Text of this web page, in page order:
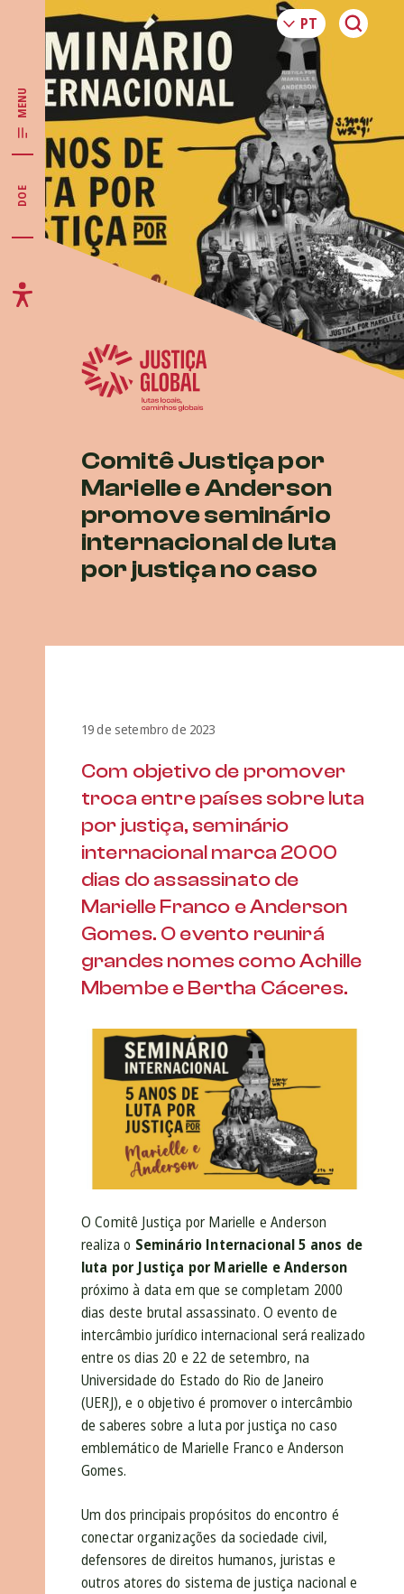
MENU
DOE
Comitê Justiça por
Marielle e Anderson
promove seminário
internacional de luta
por justiça no caso
19 de setembro de 2023
Com objetivo de promover
troca entre países sobre luta
por justiça, seminário
internacional marca 2000
dias do assassinato de
Marielle Franco e Anderson
Gomes. O evento reunirá
grandes nomes como Achille
Mbembe e Bertha Cáceres.
O Comitê Justiça por Marielle e Anderson
realiza o Seminário Internacional 5 anos de
luta por Justiça por Marielle e Anderson
próximo à data em que se completam 2000
dias deste brutal assassinato. O evento de
intercâmbio jurídico internacional será realizado
entre os dias 20 e 22 de setembro, na
Universidade do Estado do Rio de Janeiro
(UERJ), e o objetivo é promover o intercâmbio
de saberes sobre a luta por justiça no caso
emblemático de Marielle Franco e Anderson
Gomes.
Um dos principais propósitos do encontro é
conectar organizações da sociedade civil,
defensores de direitos humanos, juristas e
outros atores do sistema de justiça nacional e